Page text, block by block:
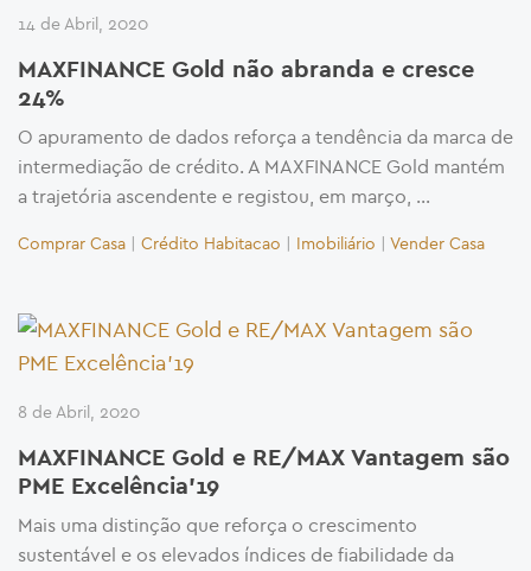
14 de Abril, 2020
MAXFINANCE Gold não abranda e cresce
24%
O apuramento de dados reforça a tendência da marca de
intermediação de crédito. A MAXFINANCE Gold mantém
a trajetória ascendente e registou, em março, …
Comprar Casa | Crédito Habitacao | Imobiliário | Vender Casa
8 de Abril, 2020
MAXFINANCE Gold e RE/MAX Vantagem são
PME Excelência’19
Mais uma distinção que reforça o crescimento
sustentável e os elevados índices de fiabilidade da